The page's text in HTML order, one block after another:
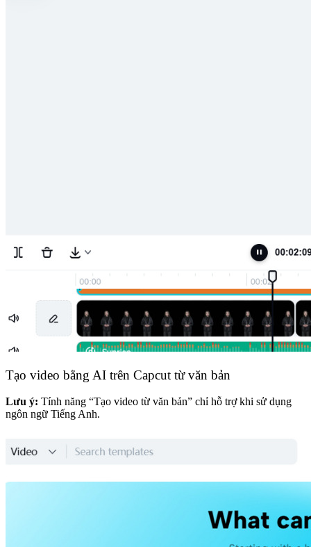
Tạo video bằng AI trên Capcut từ văn bản
Lưu ý: Tính năng “Tạo video từ văn bản” chỉ hỗ trợ khi sử dụng
ngôn ngữ Tiếng Anh.